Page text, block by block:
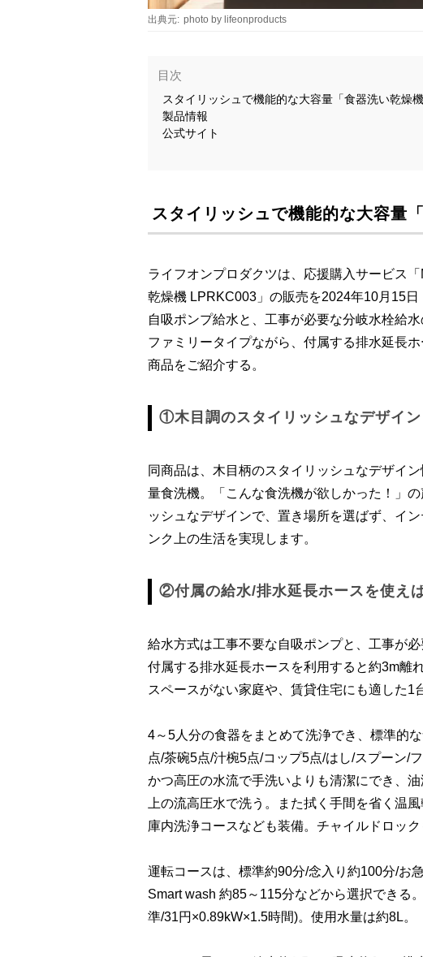
出典元: photo by lifeonproducts
目次
スタイリッシュで機能的な大容量「食器洗い乾燥機
製品情報
公式サイト
スタイリッシュで機能的な大容量
ライフオンプロダクツは、応援購入サービス
乾燥機 LPRKC003」の販売を2024年10月15
自吸ポンプ給水と、工事が必要な分岐水栓給
ファミリータイプながら、付属する排水延長
商品をご紹介する。
①木目調のスタイリッシュなデザイン
同商品は、木目柄のスタイリッシュなデザイ
量食洗機。「こんな食洗機が欲しかった！」
ッシュなデザインで、置き場所を選ばず、イ
ンク上の生活を実現します。
②付属の給水/排水延長ホースを使え
給水方式は工事不要な自吸ポンプと、工事が
付属する排水延長ホースを利用すると約3m離
スペースがない家庭や、賃貸住宅にも適した1
4～5人分の食器をまとめて洗浄でき、標準的
点/茶碗5点/汁椀5点/コップ5点/はし/スプーン/
かつ高圧の水流で手洗いよりも清潔にでき、
上の流高圧水で洗う。また拭く手間を省く温
庫内洗浄コースなども装備。チャイルドロック
運転コースは、標準約90分/念入り約100分/お
Smart wash 約85～115分などから選択できる
準/31円×0.89kW×1.5時間)。使用水量は約8L。